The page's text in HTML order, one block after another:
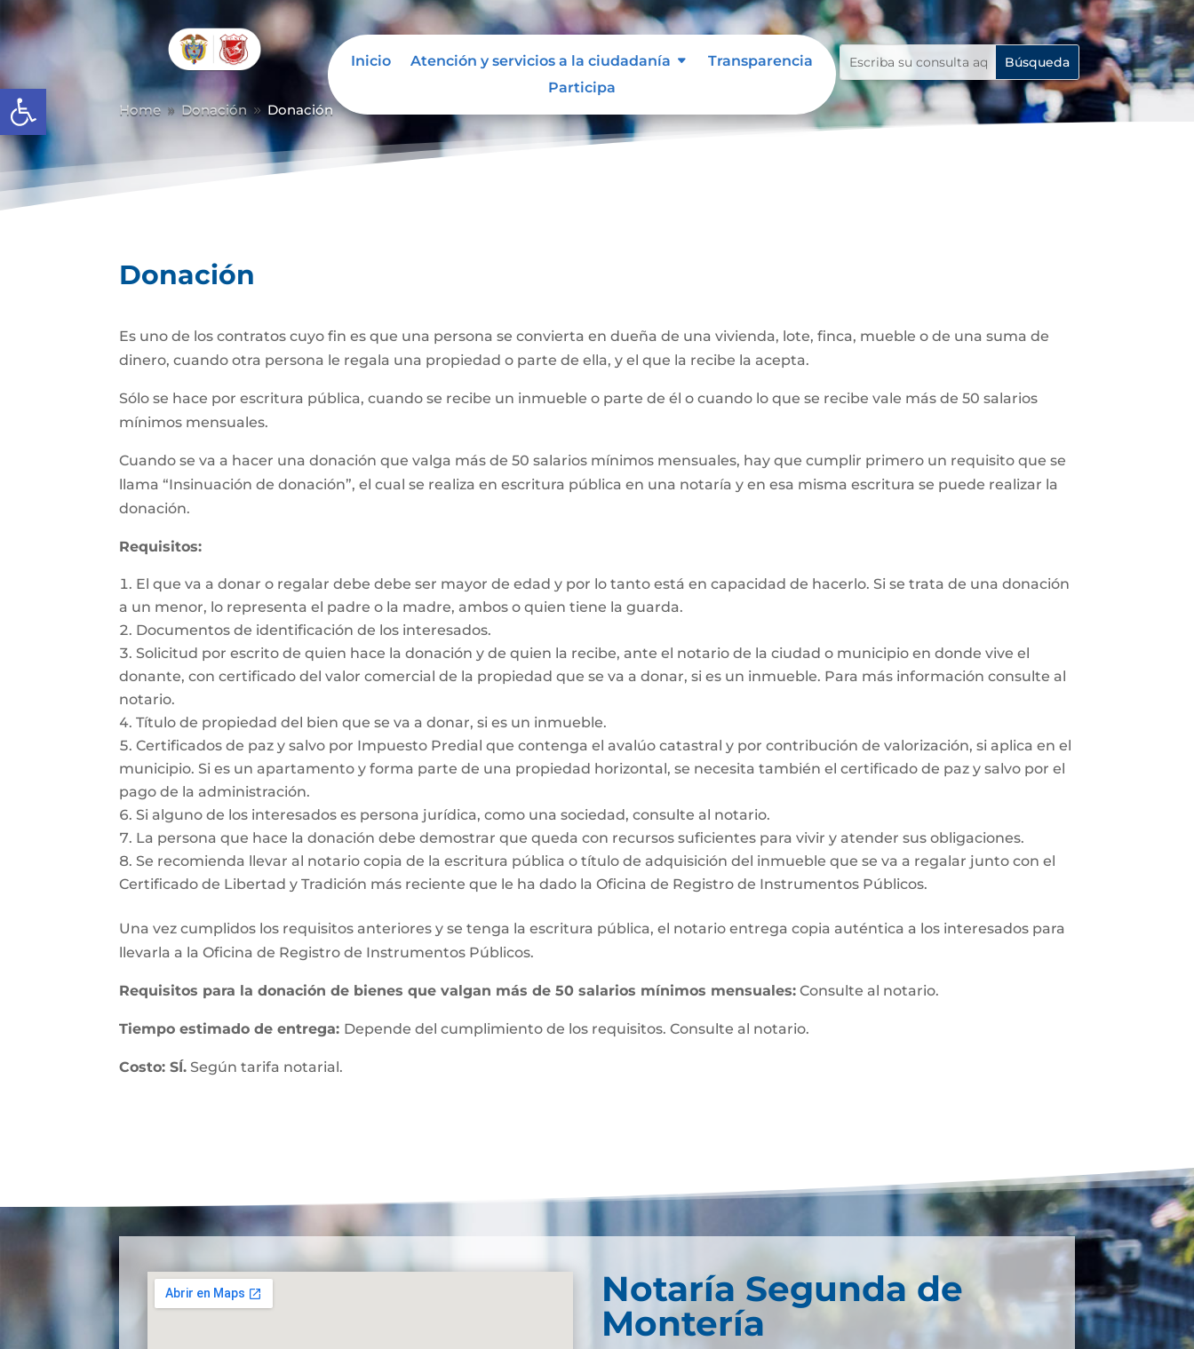
Abrir barra de herramientas
Inicio Atención y servicios a la ciudadanía
Transparencia
Participa
Home 9 Donación 9 Donación
Donación
Es uno de los contratos cuyo fin es que una persona se convierta en dueña de una vivienda, lote, finca, mueble o de una suma de
dinero, cuando otra persona le regala una propiedad o parte de ella, y el que la recibe la acepta.
Sólo se hace por escritura pública, cuando se recibe un inmueble o parte de él o cuando lo que se recibe vale más de 50 salarios
mínimos mensuales.
Cuando se va a hacer una donación que valga más de 50 salarios mínimos mensuales, hay que cumplir primero un requisito que se
llama “Insinuación de donación”, el cual se realiza en escritura pública en una notaría y en esa misma escritura se puede realizar la
donación.
Requisitos:
El que va a donar o regalar debe debe ser mayor de edad y por lo tanto está en capacidad de hacerlo. Si se trata de una donación
a un menor, lo representa el padre o la madre, ambos o quien tiene la guarda.
Documentos de identificación de los interesados.
Solicitud por escrito de quien hace la donación y de quien la recibe, ante el notario de la ciudad o municipio en donde vive el
donante, con certificado del valor comercial de la propiedad que se va a donar, si es un inmueble. Para más información consulte al
notario.
Título de propiedad del bien que se va a donar, si es un inmueble.
Certificados de paz y salvo por Impuesto Predial que contenga el avalúo catastral y por contribución de valorización, si aplica en el
municipio. Si es un apartamento y forma parte de una propiedad horizontal, se necesita también el certificado de paz y salvo por el
pago de la administración.
Si alguno de los interesados es persona jurídica, como una sociedad, consulte al notario.
La persona que hace la donación debe demostrar que queda con recursos suficientes para vivir y atender sus obligaciones.
Se recomienda llevar al notario copia de la escritura pública o título de adquisición del inmueble que se va a regalar junto con el
Certificado de Libertad y Tradición más reciente que le ha dado la Oficina de Registro de Instrumentos Públicos.
Una vez cumplidos los requisitos anteriores y se tenga la escritura pública, el notario entrega copia auténtica a los interesados para
llevarla a la Oficina de Registro de Instrumentos Públicos.
Requisitos para la donación de bienes que valgan más de 50 salarios mínimos mensuales: Consulte al notario.
Tiempo estimado de entrega: Depende del cumplimiento de los requisitos. Consulte al notario.
Costo: SÍ. Según tarifa notarial.
Notaría Segunda de
Montería